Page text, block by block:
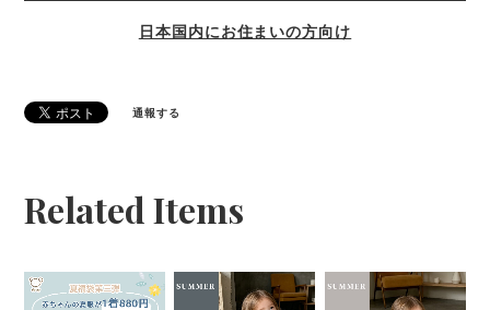
日本国内にお住まいの方向け
通報する
Related Items